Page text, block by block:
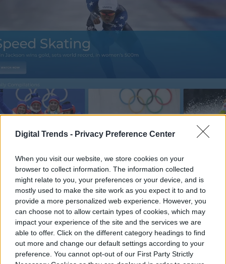
Digital Trends - Privacy Preference Center
When you visit our website, we store cookies on your
browser to collect information. The information collected
might relate to you, your preferences or your device, and is
mostly used to make the site work as you expect it to and to
provide a more personalized web experience. However, you
can choose not to allow certain types of cookies, which may
impact your experience of the site and the services we are
able to offer. Click on the different category headings to find
out more and change our default settings according to your
preference. You cannot opt-out of our First Party Strictly
Imagen utilizada con permiso del titular de los derechos de autor
La segunda opción para seguir los eventos
de Beijing 2022 desde un televisor
Samsung Smar TV es usando la aplicación
NBC Sports de NBC. En este caso,
necesitas las credenciales de televisión
por cable o satélite para acceder al
contenido.